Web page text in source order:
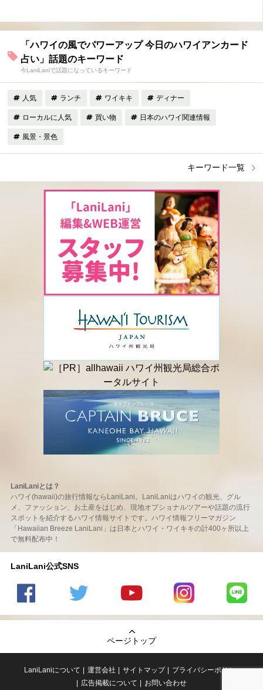
「ハワイの風でパワーアップ 今日のハワイアンカード
占い」話題のキーワード
今LaniLaniで話題になっているキーワード
人気 ランチ ワイキキ ディナー
ローカルに人気 買い物 日本のハワイ関連情報
風景・景色
キーワード一覧
LaniLaniとは？
ハワイ(hawaii)の旅行情報ならLaniLani。LaniLaniはハワイの観光、グル
メ、ファッション、お土産をはじめ、現地オプショナルツアーや話題の流行
スポットを紹介するハワイ情報サイトです。ハワイ情報フリーマガジン
「Hawaiian Breeze LaniLani」は日本とハワイ・ワイキキの計400ヶ所以上
で無料配布中！
LaniLani公式SNS
の
のtwitter
の
Youtube
チャンネ
LaniLani
LaniLani
ページトップ
LaniLaniについて 運営会社 サイトマップ
プライバシーポリシー
広告掲載について
お問い合わせ